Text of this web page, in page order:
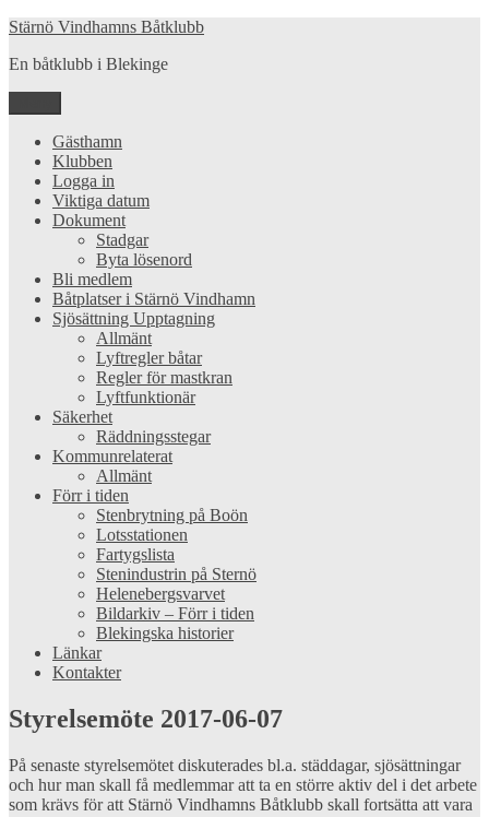
Hoppa
innehåll
Stärnö Vindhamns Båtklubb
En båtklubb i Blekinge
Gästhamn
Klubben
Logga in
Viktiga datum
Dokument
Stadgar
Byta lösenord
Bli medlem
Båtplatser i Stärnö Vindhamn
Sjösättning Upptagning
Allmänt
Lyftregler båtar
Regler för mastkran
Lyftfunktionär
Säkerhet
Räddningsstegar
Kommunrelaterat
Allmänt
Förr i tiden
Stenbrytning på Boön
Lotsstationen
Fartygslista
Stenindustrin på Sternö
Helenebergsvarvet
Bildarkiv – Förr i tiden
Blekingska historier
Länkar
Kontakter
Styrelsemöte 2017-06-07
På senaste styrelsemötet diskuterades bl.a. städdagar, sjösättningar
och hur man skall få medlemmar att ta en större aktiv del i det arbete
som krävs för att Stärnö Vindhamns Båtklubb skall fortsätta att vara